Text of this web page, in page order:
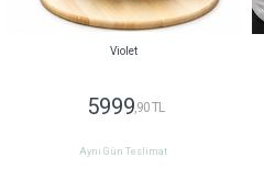
Violet
5999,90 TL
Aynı Gün Teslimat